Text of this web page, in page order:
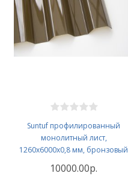
Suntuf профилированный
монолитный лист,
1260х6000x0,8 мм, бронзовый
10000.00р.